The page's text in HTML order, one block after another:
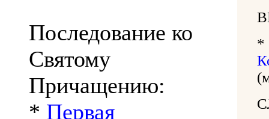
Последование ко
Святому
Причащению:
* Первая